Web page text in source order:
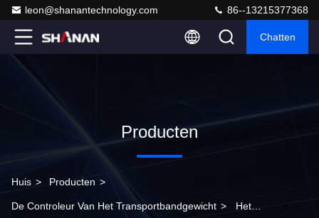
leon@shanantechnology.com 86--13215377368
Chatten
Producten
Huis > Producten >
De Controleur Van Het Transportbandgewicht > Het